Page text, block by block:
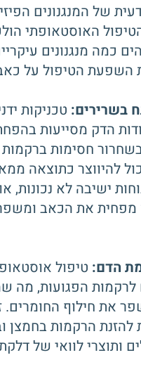
של המנגנונים
האוסטאופתי
כמה מנגנונים
השפעת הטיפול על
בשרירים: טכניקות
הדק מסייעות
חסימות
להיווצר כתוצאה
ישיבה לא נכונות,
מפחית את הכאב
הדם: טיפול
לרקמות הפגועות, מה
את חילוף החומרים.
להזנת הרקמות בחמצן
ותוצרי לוואי של